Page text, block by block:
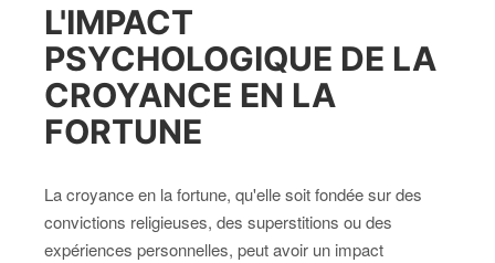
L'IMPACT
PSYCHOLOGIQUE DE LA
CROYANCE EN LA
FORTUNE
La croyance en la fortune, qu'elle soit fondée sur des
convictions religieuses, des superstitions ou des
expériences personnelles, peut avoir un impact